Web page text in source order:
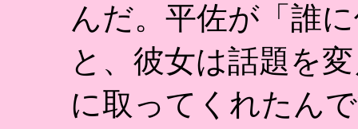
んだ。平佐が「誰
と、彼女は話題を
に取ってくれたん